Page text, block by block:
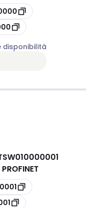
disponibilità